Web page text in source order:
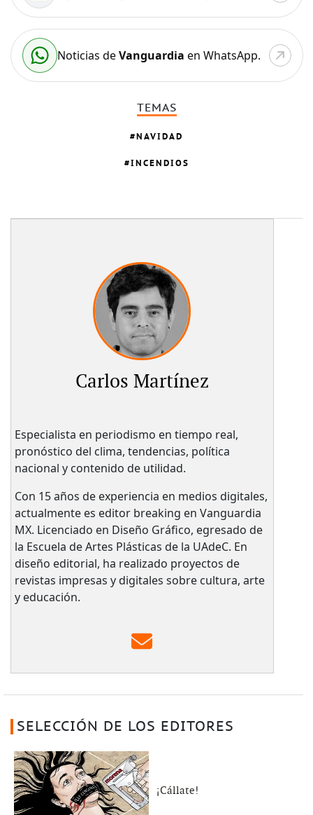
Noticias deVanguardia en WhatsApp.
TEMAS
NAVIDAD
INCENDIOS
Carlos Martínez
Especialista en periodismo en tiempo real,
pronóstico del clima, tendencias, política
nacional y contenido de utilidad.
Con 15 años de experiencia en medios digitales,
actualmente es editor breaking en Vanguardia
MX. Licenciado en Diseño Gráfico, egresado de
la Escuela de Artes Plásticas de la UAdeC. En
diseño editorial, ha realizado proyectos de
revistas impresas y digitales sobre cultura, arte
y educación.
SELECCIÓN DE LOS EDITORES
¡Cállate!